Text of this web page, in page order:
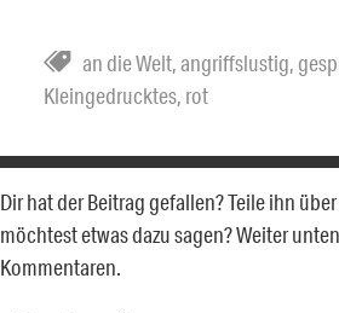
an die Welt,angriffslustig,
Kleingedrucktes, rot
Dir hat der Beitrag gefallen? Teile ihn
möchtest etwas dazu sagen? Weiter
Kommentaren.